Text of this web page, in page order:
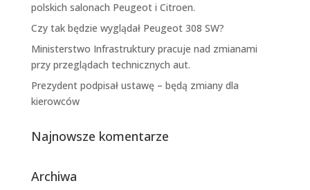
polskich salonach Peugeot i Citroen.
Czy tak będzie wyglądał Peugeot 308 SW?
Ministerstwo Infrastruktury pracuje nad zmianami
przy przeglądach technicznych aut.
Prezydent podpisał ustawę – będą zmiany dla
kierowców
Najnowsze komentarze
Archiwa